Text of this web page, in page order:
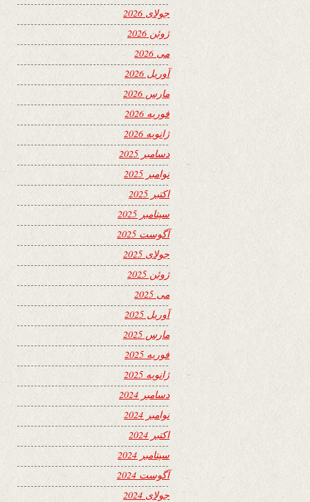
جولای 2026
ژوئن 2026
می 2026
آوریل 2026
مارس 2026
فوریه 2026
ژانویه 2026
دسامبر 2025
نوامبر 2025
اکتبر 2025
سپتامبر 2025
آگوست 2025
جولای 2025
ژوئن 2025
می 2025
آوریل 2025
مارس 2025
فوریه 2025
ژانویه 2025
دسامبر 2024
نوامبر 2024
اکتبر 2024
سپتامبر 2024
آگوست 2024
جولای 2024